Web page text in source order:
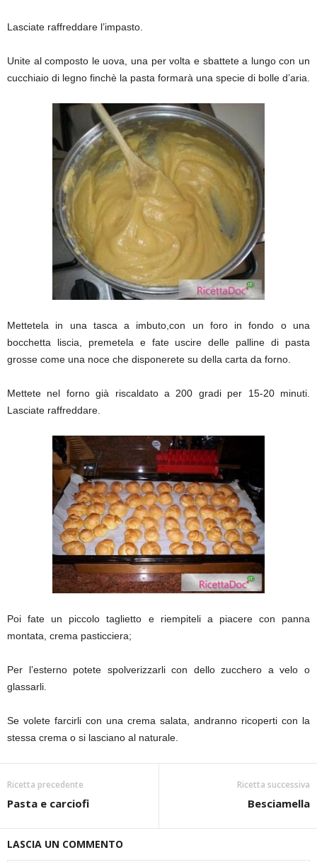
Lasciate raffreddare l’impasto.
Unite al composto le uova, una per volta e sbattete a lungo con un
cucchiaio di legno finchè la pasta formarà una specie di bolle d’aria.
Mettetela in una tasca a imbuto,con un foro in fondo o una
bocchetta liscia, premetela e fate uscire delle palline di pasta
grosse come una noce che disponerete su della carta da forno.
Mettete nel forno già riscaldato a 200 gradi per 15-20 minuti.
Lasciate raffreddare.
Poi fate un piccolo taglietto e riempiteli a piacere con panna
montata, crema pasticciera;
Per l’esterno potete spolverizzarli con dello zucchero a velo o
glassarli.
Se volete farcirli con una crema salata, andranno ricoperti con la
stessa crema o si lasciano al naturale.
Ricetta precedente
Pasta e carciofi
Ricetta successiva
Besciamella
LASCIA UN COMMENTO